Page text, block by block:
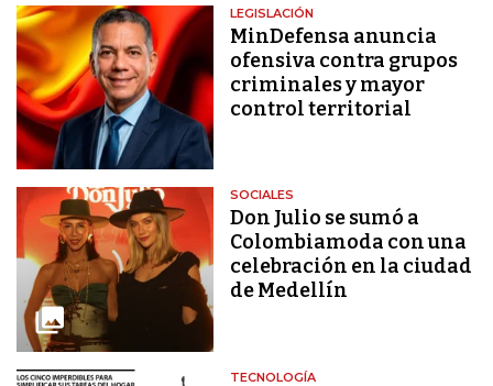
LEGISLACIÓN
MinDefensa anuncia
ofensiva contra grupos
criminales y mayor
control territorial
SOCIALES
Don Julio se sumó a
Colombiamoda con una
celebración en la ciudad
de Medellín
TECNOLOGÍA